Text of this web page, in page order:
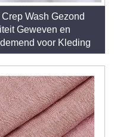
Wash Gezond
Geweven en
voor Kleding